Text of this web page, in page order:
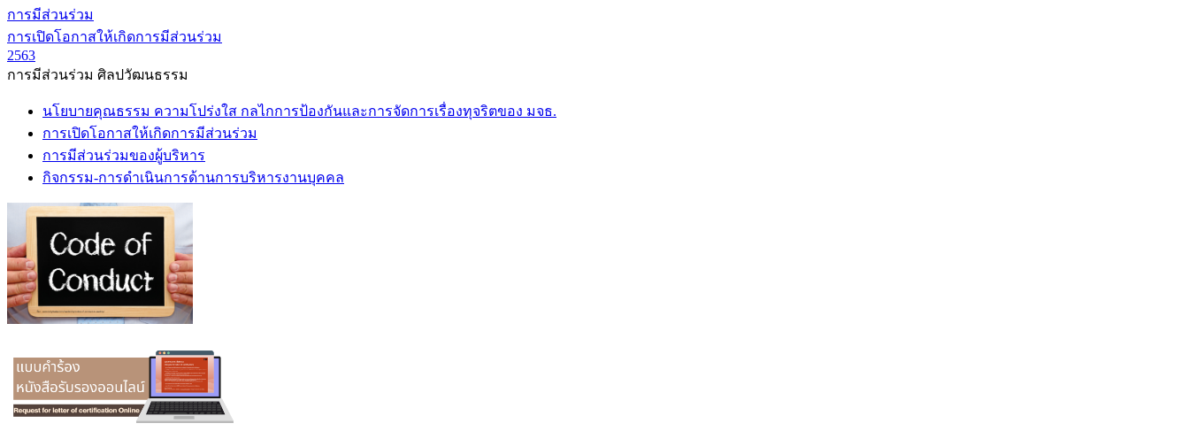
การมีส่วนร่วม
การเปิดโอกาสให้เกิดการมีส่วนร่วม
2563
การมีส่วนร่วม ศิลปวัฒนธรรม
นโยบายคุณธรรม ความโปร่งใส กลไกการป้องกันและการจัดการเรื่องทุจริตของ มจธ.
การเปิดโอกาสให้เกิดการมีส่วนร่วม
การมีส่วนร่วมของผู้บริหาร
กิจกรรม-การดำเนินการด้านการบริหารงานบุคคล